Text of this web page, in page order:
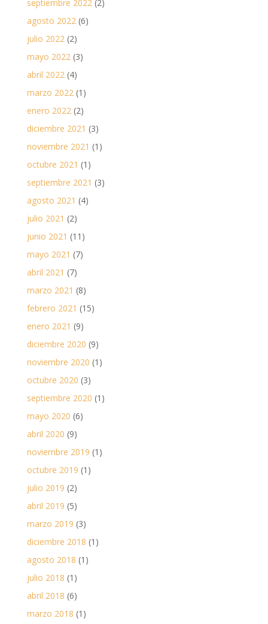
septiembre 2022(2)
agosto 2022(6)
julio 2022(2)
mayo 2022(3)
abril 2022(4)
marzo 2022(1)
enero 2022(2)
diciembre 2021 (3)
noviembre 2021 (1)
octubre 2021 (1)
septiembre 2021 (3)
agosto 2021 (4)
julio 2021 (2)
junio 2021 (11)
mayo 2021 (7)
abril 2021 (7)
marzo 2021 (8)
febrero 2021 (15)
enero 2021 (9)
diciembre 2020 (9)
noviembre 2020 (1)
octubre 2020 (3)
septiembre 2020 (1)
mayo 2020 (6)
abril 2020 (9)
noviembre 2019 (1)
octubre 2019 (1)
julio 2019 (2)
abril 2019 (5)
marzo 2019 (3)
diciembre 2018 (1)
agosto 2018 (1)
julio 2018 (1)
abril 2018 (6)
marzo 2018 (1)